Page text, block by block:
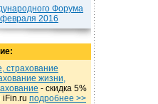
Форума
2016
страхование
жизни,
- cкидка 5%
iFin.ru подробнеe >>